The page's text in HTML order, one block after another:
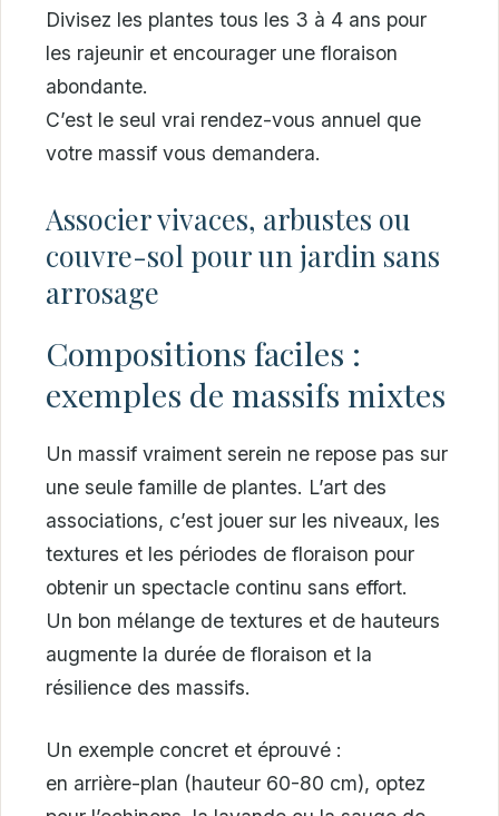
Divisez les plantes tous les 3 à 4 ans pour
les rajeunir et encourager une floraison
abondante.
C’est le seul vrai rendez-vous annuel que
votre massif vous demandera.
Associer vivaces, arbustes ou
couvre-sol pour un jardin sans
arrosage
Compositions faciles :
exemples de massifs mixtes
Un massif vraiment serein ne repose pas sur
une seule famille de plantes. L’art des
associations, c’est jouer sur les niveaux, les
textures et les périodes de floraison pour
obtenir un spectacle continu sans effort.
Un bon mélange de textures et de hauteurs
augmente la durée de floraison et la
résilience des massifs.
Un exemple concret et éprouvé :
en arrière-plan (hauteur 60-80 cm), optez